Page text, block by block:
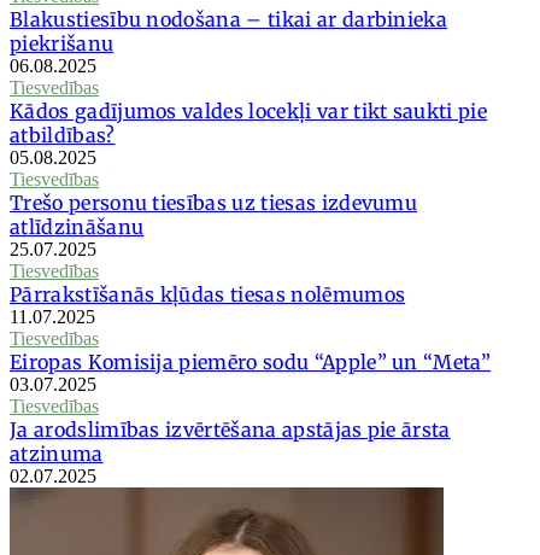
Blakustiesību nodošana – tikai ar darbinieka
piekrišanu
06.08.2025
Tiesvedības
Kādos gadījumos valdes locekļi var tikt saukti pie
atbildības?
05.08.2025
Tiesvedības
Trešo personu tiesības uz tiesas izdevumu
atlīdzināšanu
25.07.2025
Tiesvedības
Pārrakstīšanās kļūdas tiesas nolēmumos
11.07.2025
Tiesvedības
Eiropas Komisija piemēro sodu “Apple” un “Meta”
03.07.2025
Tiesvedības
Ja arodslimības izvērtēšana apstājas pie ārsta
atzinuma
02.07.2025